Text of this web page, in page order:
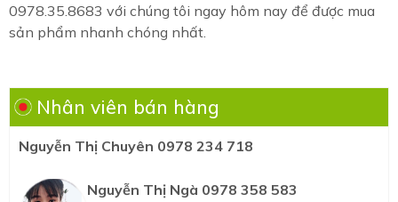
0978.35.8683 với chúng tôi ngay hôm nay để được mua
sản phẩm nhanh chóng nhất.
Nhân viên bán hàng
Nguyễn Thị Chuyên 0978 234 718
Nguyễn Thị Ngà 0978 358 583